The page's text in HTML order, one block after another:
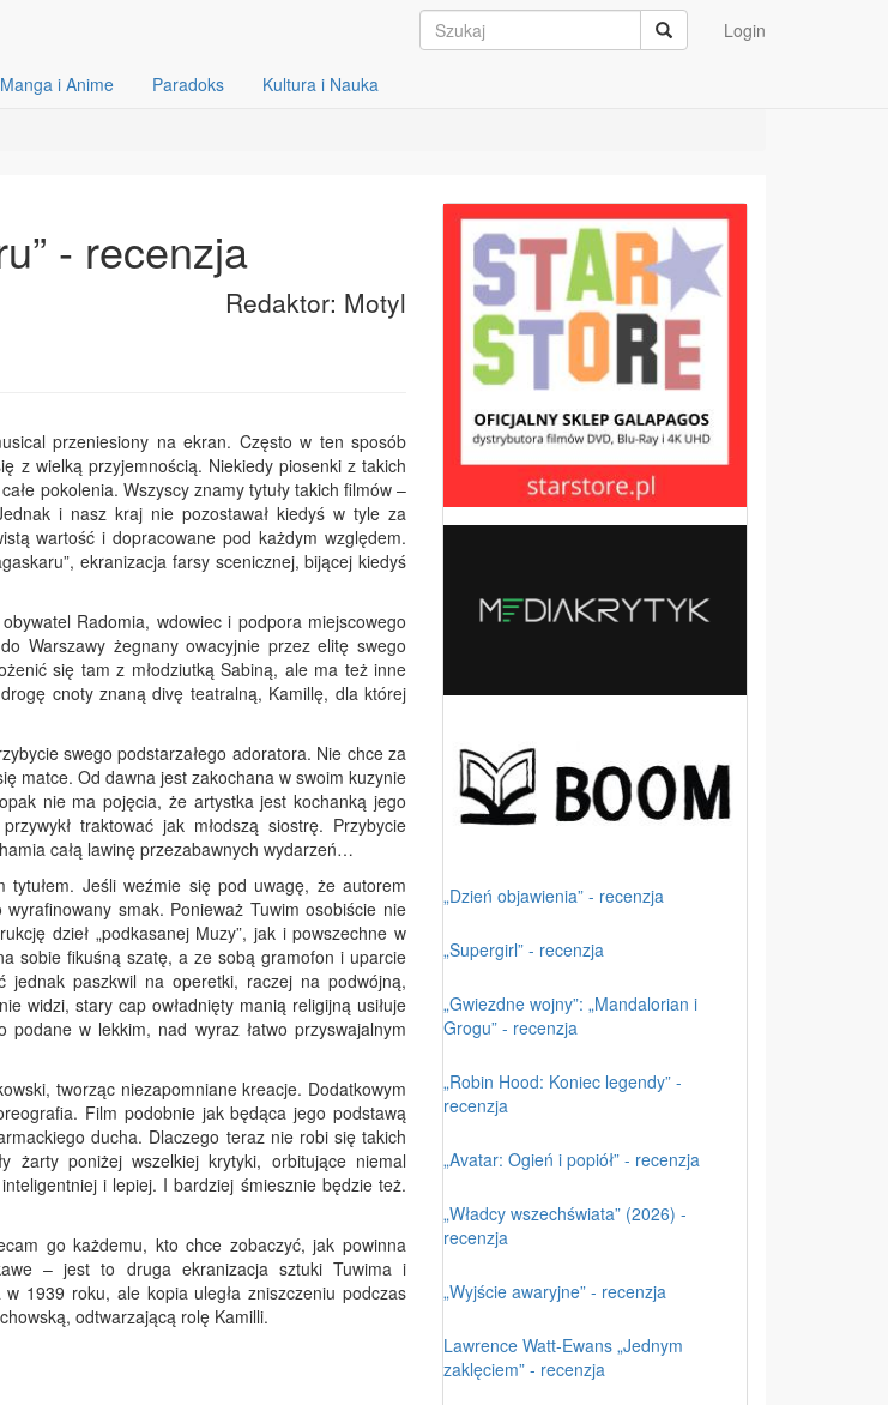
Login
Manga i Anime Paradoks
Kultura i Nauka
- recenzja
Redaktor: Motyl
przeniesiony na ekran. Często w ten sposób
z wielką przyjemnością. Niekiedy piosenki z takich
pokolenia. Wszyscy znamy tytuły takich filmów –
i nasz kraj nie pozostawał kiedyś w tyle za
wartość i dopracowane pod każdym względem.
ekranizacja farsy scenicznej, bijącej kiedyś
Radomia, wdowiec i podpora miejscowego
Warszawy żegnany owacyjnie przez elitę swego
się tam z młodziutką Sabiną, ale ma też inne
cnoty znaną divę teatralną, Kamillę, dla której
swego podstarzałego adoratora. Nie chce za
matce. Od dawna jest zakochana w swoim kuzynie
nie ma pojęcia, że artystka jest kochanką jego
traktować jak młodszą siostrę. Przybycie
całą lawinę przezabawnych wydarzeń…
Jeśli weźmie się pod uwagę, że autorem
smak. Ponieważ Tuwim osobiście nie
dzieł „podkasanej Muzy”, jak i powszechne w
sobie fikuśną szatę, a ze sobą gramofon i uparcie
paszkwil na operetki, raczej na podwójną,
widzi, stary cap owładnięty manią religijną usiłuje
podane w lekkim, nad wyraz łatwo przyswajalnym
tworząc niezapomniane kreacje. Dodatkowym
Film podobnie jak będąca jego podstawą
ducha. Dlaczego teraz nie robi się takich
żarty poniżej wszelkiej krytyki, orbitujące niemal
i lepiej. I bardziej śmiesznie będzie też.
go każdemu, kto chce zobaczyć, jak powinna
– jest to druga ekranizacja sztuki Tuwima i
1939 roku, ale kopia uległa zniszczeniu podczas
odtwarzającą rolę Kamilli.
„Dzień objawienia” - recenzja
„Supergirl” - recenzja
„Gwiezdne wojny”: „Mandalorian i
Grogu” - recenzja
„Robin Hood: Koniec legendy” -
recenzja
„Avatar: Ogień i popiół” - recenzja
„Władcy wszechświata” (2026) -
recenzja
„Wyjście awaryjne” - recenzja
Lawrence Watt-Ewans „Jednym
zaklęciem” - recenzja